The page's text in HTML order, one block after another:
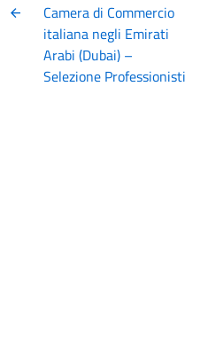
Camera di Commercio
italiana negli Emirati
Arabi (Dubai) –
Selezione Professionisti